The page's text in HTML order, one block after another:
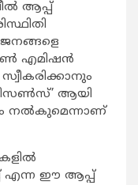
ആപ്പ്
എമിഷന്‍
ആയി
നല്‍കുമെന്നാണ്
എന്ന ഈ ആപ്പ്